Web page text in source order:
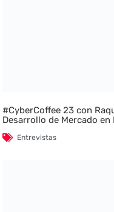
#CyberCoffee 23 con
Desarrollo de Mercado
Entrevistas